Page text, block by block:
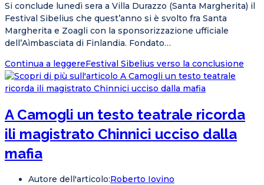
Si conclude lunedì sera a Villa Durazzo (Santa Margherita) il
Festival Sibelius che quest’anno si è svolto fra Santa
Margherita e Zoagli con la sponsorizzazione ufficiale
dell’Aìmbasciata di Finlandia. Fondato…
Continua a leggereFestival Sibelius verso la conclusione
A Camogli un testo teatrale ricorda
ili magistrato Chinnici ucciso dalla
mafia
Autore dell'articolo:Roberto Iovino